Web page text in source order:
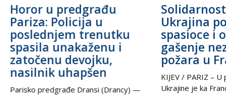
Horor u predgrađu
Pariza: Policija u
poslednjem trenutku
spasila unakaženu i
zatočenu devojku,
nasilnik uhapšen
Parisko predgrađe Dransi (Drancy) —
Ukrajina
spasioce i
gašenje
požara u
KIJEV / PARIZ –
Ukrajine je ka